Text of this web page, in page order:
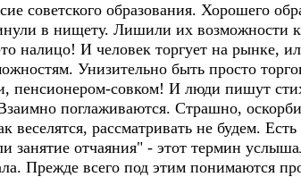
советского образования. Хорошего
в нищету. Лишили их
налицо! И человек торгует на рынке,
Унизительно быть просто
пенсионером-совком! И люди пишут
поглаживаются. Страшно,
веселятся, рассматривать не будем.
занятие отчаяния" - этот термин
Прежде всего под этим понимаются